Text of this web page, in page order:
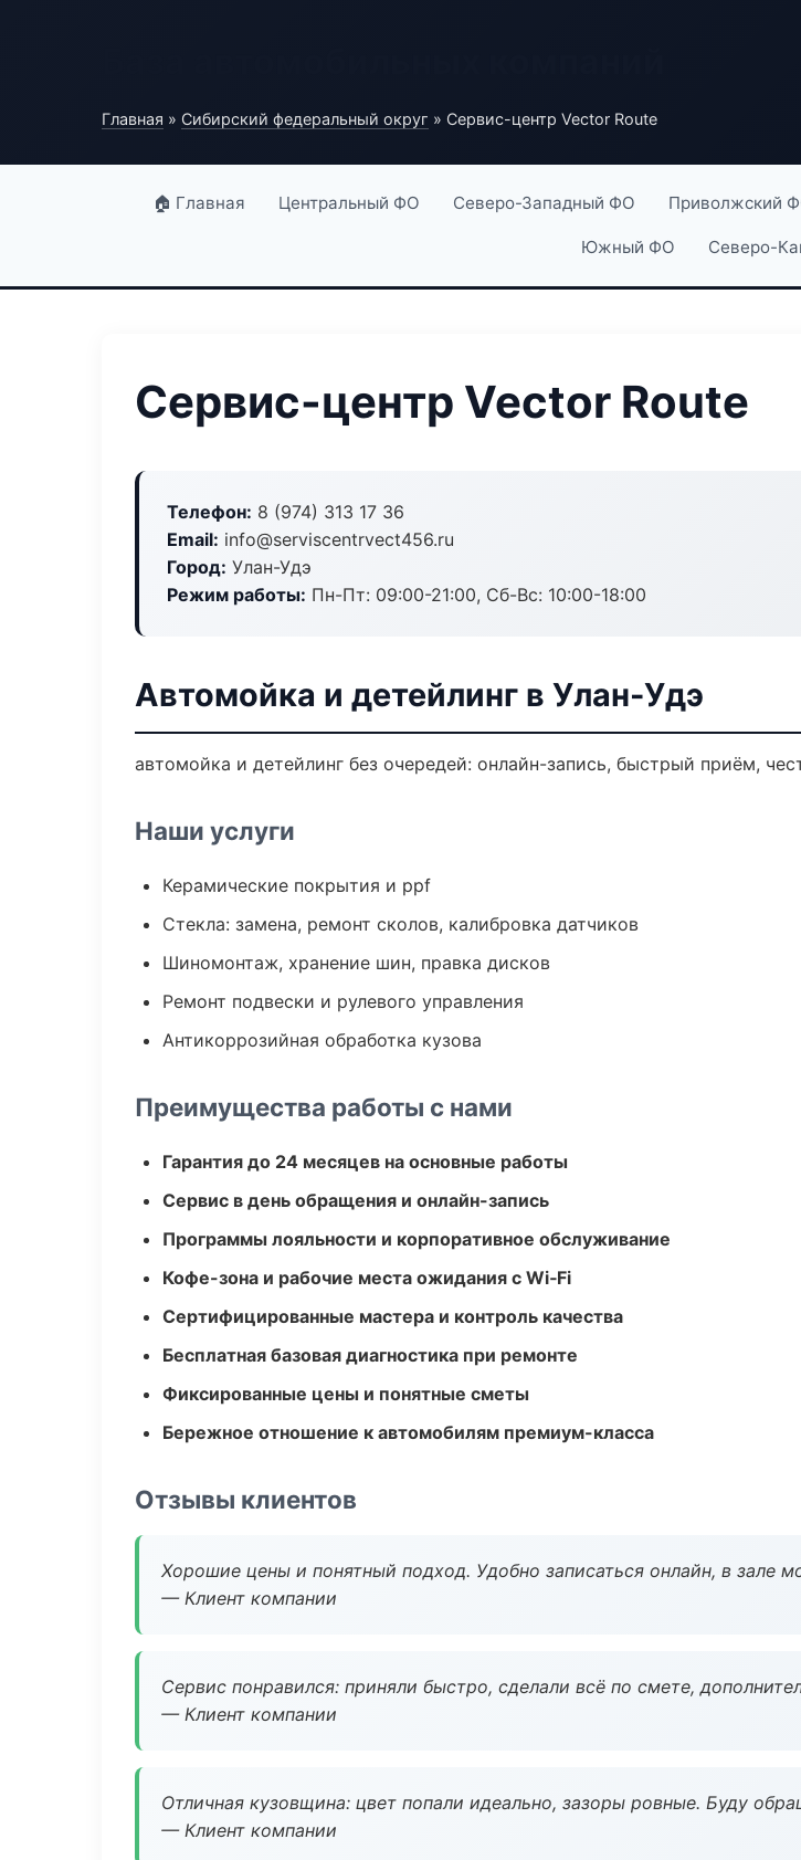
Главная » Сибирский федеральный округ » Сервис-центр Vector Route
🏠 Главная Центральный ФО Северо-Западный ФО Приволжский
Южный ФО Северо-
Сервис-центр Vector Route
Телефон: 8 (974) 313 17 36
Email: info@serviscentrvect456.ru
Город: Улан-Удэ
Режим работы: Пн-Пт: 09:00-21:00, Сб-Вс: 10:00-18:00
Автомойка и детейлинг в Улан-Удэ
автомойка и детейлинг без очередей: онлайн-запись, быстрый приём,
Наши услуги
Керамические покрытия и ppf
Стекла: замена, ремонт сколов, калибровка датчиков
Шиномонтаж, хранение шин, правка дисков
Ремонт подвески и рулевого управления
Антикоррозийная обработка кузова
Преимущества работы с нами
Гарантия до 24 месяцев на основные работы
Сервис в день обращения и онлайн-запись
Программы лояльности и корпоративное обслуживание
Кофе-зона и рабочие места ожидания с Wi‑Fi
Сертифицированные мастера и контроль качества
Бесплатная базовая диагностика при ремонте
Фиксированные цены и понятные сметы
Бережное отношение к автомобилям премиум-класса
Отзывы клиентов
Хорошие цены и понятный подход. Удобно записаться онлайн, в зале
— Клиент компании
Сервис понравился: приняли быстро, сделали всё по смете,
— Клиент компании
Отличная кузовщина: цвет попали идеально, зазоры ровные. Буду
— Клиент компании